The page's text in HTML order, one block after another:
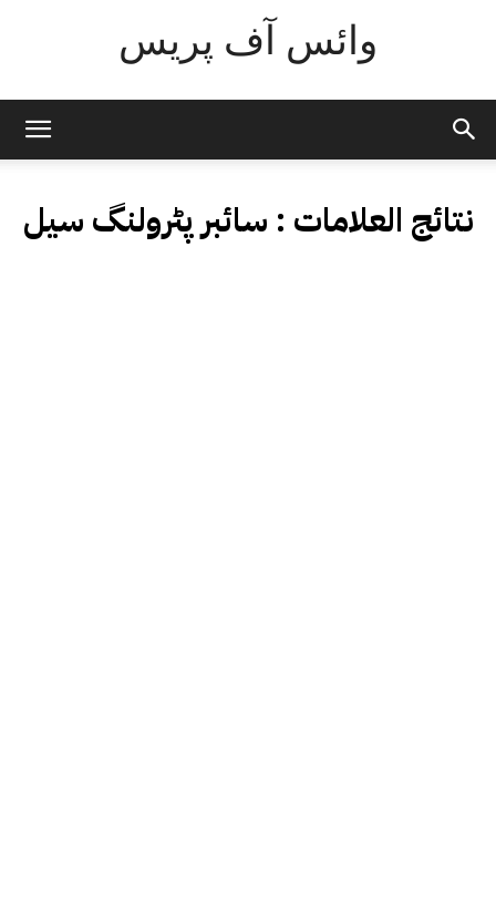
وائس آف پریس
نتائج العلامات : سائبر پٹرولنگ سیل